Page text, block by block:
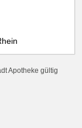
Apotheke gültig